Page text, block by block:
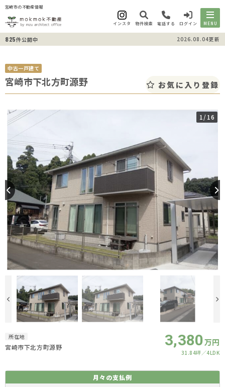
宮崎市の不動産情報
インスタ 物件検索 電話する ログイン MENU
825件公開中 2026.08.04更新
中古一戸建て
宮崎市下北方町源野 お気に入り登録
1/16
所在地
宮崎市下北方町源野 3,380万円
31.84坪 4LDK
月々の支払例